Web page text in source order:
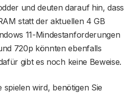
und deuten darauf hin, dass
statt der aktuellen 4 GB
11-Mindestanforderungen
720p könnten ebenfalls
gibt es noch keine Beweise.
spielen wird, benötigen Sie